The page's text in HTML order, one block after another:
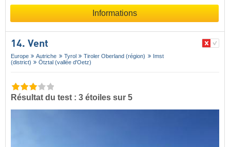
Informations
14. Vent
Europe Autriche Tyrol Tiroler Oberland (région)
Imst
(district)
Ötztal (vallée d'Oetz)
Résultat du test : 3 étoiles sur 5